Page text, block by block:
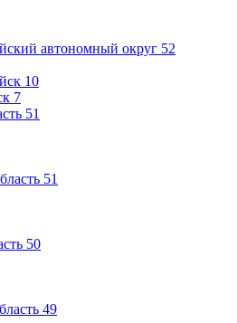
автономный округ 52
10
7
51
51
50
49